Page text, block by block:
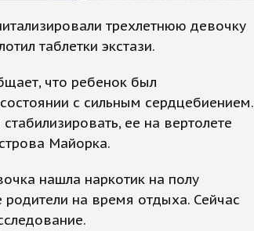
трехлетнюю девочку
таблетки экстази.
что ребенок был
с сильным сердцебиением.
ее на вертолете
Майорка.
нашла наркотик на полу
на время отдыха. Сейчас